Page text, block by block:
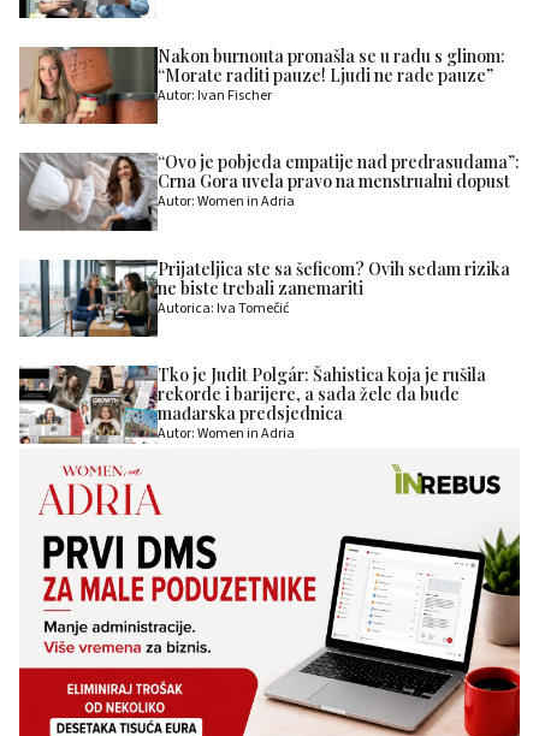
Nakon burnouta pronašla se u radu s glinom:
“Morate raditi pauze! Ljudi ne rade pauze”
Autor: Ivan Fischer
“Ovo je pobjeda empatije nad predrasudama”:
Crna Gora uvela pravo na menstrualni dopust
Autor: Women in Adria
Prijateljica ste sa šeficom? Ovih sedam rizika
ne biste trebali zanemariti
Autorica: Iva Tomečić
Tko je Judit Polgár: Šahistica koja je rušila
rekorde i barijere, a sada žele da bude
mađarska predsjednica
Autor: Women in Adria